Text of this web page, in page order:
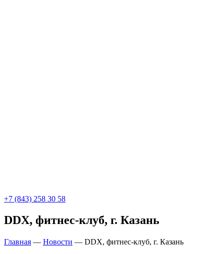
+7 (843) 258 30 58
DDX, фитнес-клуб, г. Казань
Главная — Новости — DDX, фитнес-клуб, г. Казань